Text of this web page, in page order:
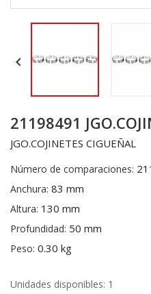

21198491
JGO.COJINETES CIGUEÑAL
Número de comparaciones:
Anchura: 83 mm
Altura: 130 mm
Profundidad: 50 mm
Peso: 0.30 kg
Unidades disponibles: 1